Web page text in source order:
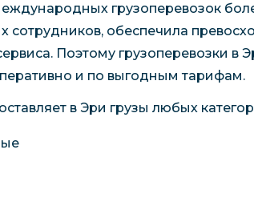
грузоперевозок
сотрудников, обеспечила
Поэтому грузоперевозки в
и по выгодным тарифам.
в Эри грузы любых